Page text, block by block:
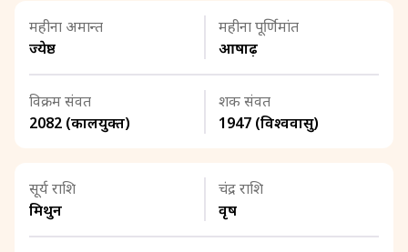
महीना अमान्त
ज्येष्ठ
महीना पूर्णिमांत
आषाढ़
विक्रम संवत
2082 (कालयुक्त)
शक संवत
1947 (विश्ववासु)
सूर्य राशि
मिथुन
चंद्र राशि
वृष